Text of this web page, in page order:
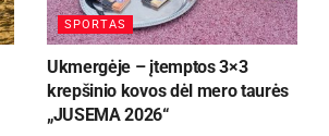
SPORTAS
Ukmergėje – įtemptos 3×3
krepšinio kovos dėl mero taurės
„JUSEMA 2026“